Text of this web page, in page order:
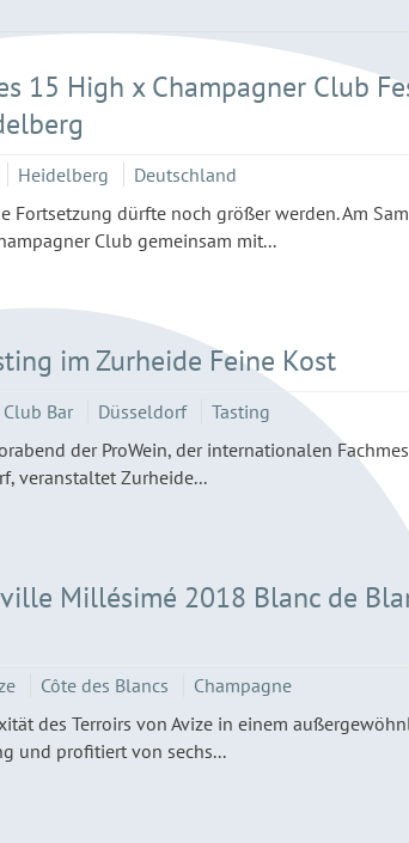
15 High x Champagner Club
Heidelberg
Deutschland
Fortsetzung dürfte noch größer werden. Am
Club gemeinsam mit...
im Zurheide Feine Kost
Bar Düsseldorf
Tasting
der ProWein, der internationalen
veranstaltet Zurheide...
Millésimé 2018 Blanc de
Côte des Blancs
Champagne
des Terroirs von Avize in einem
und profitiert von sechs...